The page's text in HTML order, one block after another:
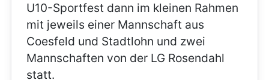
U10-Sportfest dann im kleinen Rahmen
mit jeweils einer Mannschaft aus
Coesfeld und Stadtlohn und zwei
Mannschaften von der LG Rosendahl
statt.